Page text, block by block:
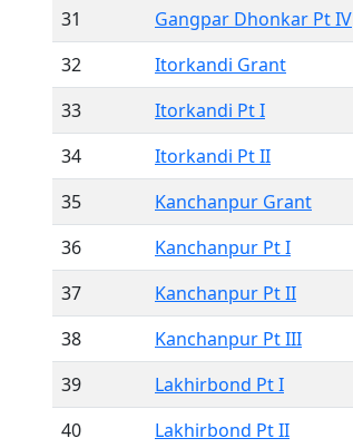
31
Gangpar Dhonkar Pt IV
32
Itorkandi Grant
33
Itorkandi Pt I
34
Itorkandi Pt II
35
Kanchanpur Grant
36
Kanchanpur Pt I
37
Kanchanpur Pt II
38
Kanchanpur Pt III
39
Lakhirbond Pt I
40
Lakhirbond Pt II